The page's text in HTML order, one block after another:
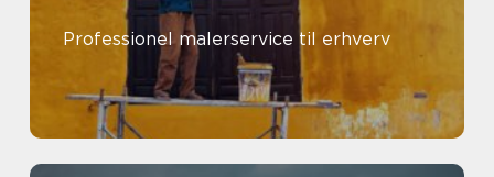
Professionel malerservice til erhverv